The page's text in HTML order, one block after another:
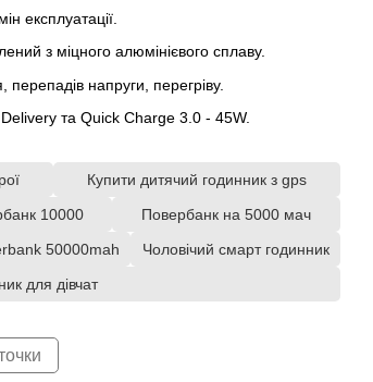
експлуатації.
з міцного алюмінієвого сплаву.
напруги, перегріву.
та Quick Charge 3.0 - 45W.
Купити дитячий годинник з gps
10000
Повербанк на 5000 мач
50000mah
Чоловічий смарт годинник
для дівчат